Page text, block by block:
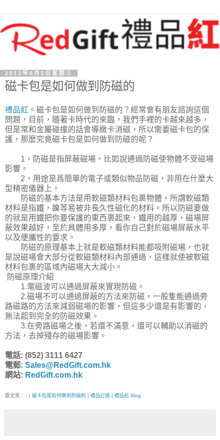
2013年6月5日星期三
磁卡包是如何做到防磁的
禮品紅 。磁卡包是如何做到防磁的？經常會有朋友諮詢這個
問題，目前，隨著卡時代的來臨，我們手裡的卡越來越多，
但是常和金屬碰撞的話會導緻卡消磁，所以需要磁卡包的保
護，那麼究竟磁卡包是如何做到防磁的呢？
1，防磁是指屏蔽磁場，比如說通過防磁使物體不受磁場
影響。
2，用途是爲簡單的電子或類似物品防磁，非用在什麼大
型精密儀器上。
防磁的基本方法是用軟磁類材料包裹物體，所謂軟磁類
材料是指鐵，鎳等易被非長久性磁化的材料。所以防磁要做
的就是用鐵把你要保護的東西裹起來，鐵用的越厚，磁場屏
蔽效果越好，至於具體用多厚，看你自己對於磁場屏蔽水平
以及便攜性的要求。
防磁的原理基本上就是軟磁類材料能都吸附磁場，也就
是說磁場會大部分從軟磁類材料內部通過，這樣就使被軟磁
材料包裹的區域內磁場大大減小。
防磁原理介紹
1.電磁波可以通過屏蔽來實現防磁。
2.磁場不可以通過屏蔽的方法來防磁，一般隻能通過旁
路磁路的方法來減弱磁場的影響，但這多少還是有影響的，
無法起到完全的防磁效果。
3.在旁路磁場之後，若還不滿意，還可以輔助以消磁的
方法，去掉殘存的磁場影響。
電話: (852) 3111 6427
電郵: Sales@RedGift.com.hk
網站: RedGift.com.hk
原文見： - | 磁卡包是如何做到防磁的 | 禮品訂造 | 禮品紅 Blog